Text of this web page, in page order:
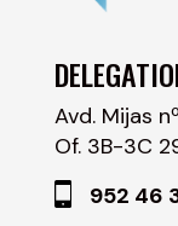
Avd. Mijas
Of. 3B-3C
952 46